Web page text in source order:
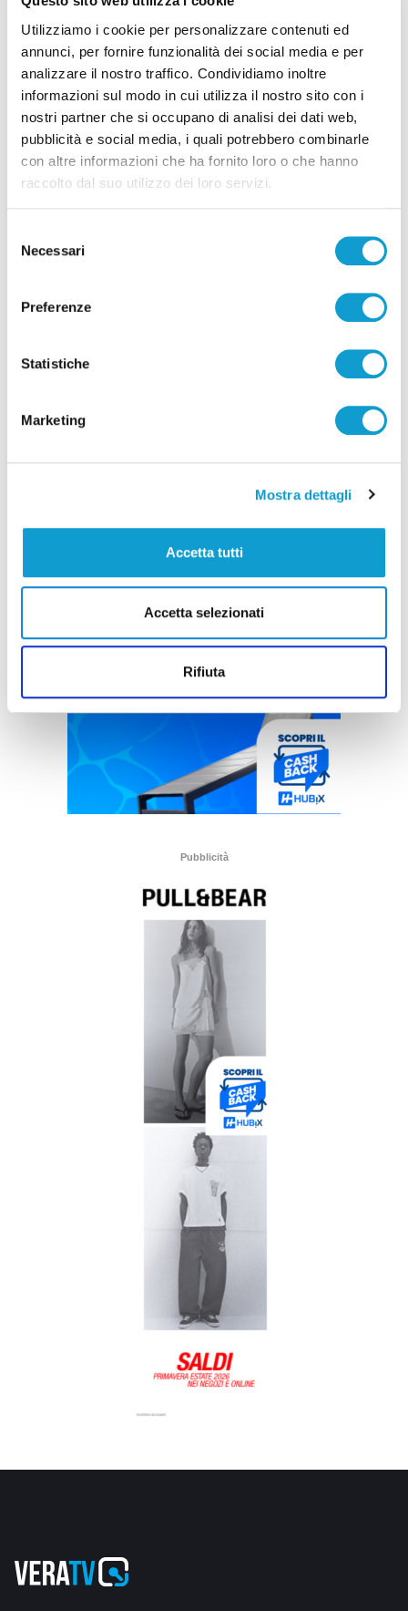
Utilizziamo i cookie per personalizzare contenuti ed
annunci, per fornire funzionalità dei social media e per
analizzare il nostro traffico. Condividiamo inoltre
informazioni sul modo in cui utilizza il nostro sito con i
nostri partner che si occupano di analisi dei dati web,
pubblicità e social media, i quali potrebbero combinarle
con altre informazioni che ha fornito loro o che hanno
raccolto dal suo utilizzo dei loro servizi.
delNecessari
Preferenze
Statistiche
Marketing
Mostra dettagli
Accetta tutti
Accetta selezionati
Rifiuta
Samb-Lanciano 4-0, entrano Sgarbi e Perrotta
e cambia tutto, doppietta di Faggioli
di Pier Paolo Flammini
Pubblicità